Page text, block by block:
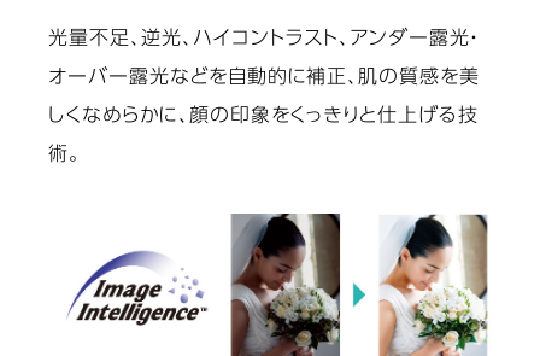
光量不足、逆光、ハイコントラスト、アンダー露光・
オーバー露光などを自動的に補正、肌の質感を美
しくなめらかに、顔の印象をくっきりと仕上げる技
術。